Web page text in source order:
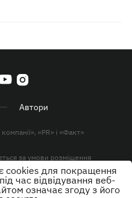
Автори
«PR» і «Факт»
за умови розміщення
в першому абзаці.
захищені.
cookies для покращення
час відвідування веб-
означає згоду з його